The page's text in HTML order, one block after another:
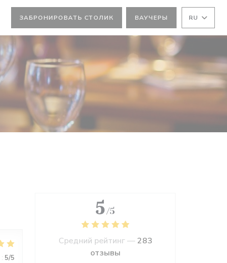
ЗАБРОНИРОВАТЬ СТОЛИК ВАУЧЕРЫ RU
: 5/5
5 /5
Средний рейтинг —283
отзывы